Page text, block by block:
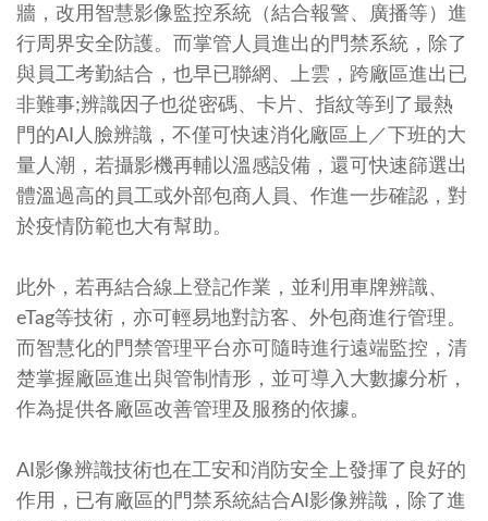
牆，改用智慧影像監控系統（結合報警、廣播等）進
行周界安全防護。而掌管人員進出的門禁系統，除了
與員工考勤結合，也早已聯網、上雲，跨廠區進出已
非難事;辨識因子也從密碼、卡片、指紋等到了最熱
門的AI人臉辨識，不僅可快速消化廠區上／下班的大
量人潮，若攝影機再輔以溫感設備，還可快速篩選出
體溫過高的員工或外部包商人員、作進一步確認，對
於疫情防範也大有幫助。
此外，若再結合線上登記作業，並利用車牌辨識、
eTag等技術，亦可輕易地對訪客、外包商進行管理。
而智慧化的門禁管理平台亦可隨時進行遠端監控，清
楚掌握廠區進出與管制情形，並可導入大數據分析，
作為提供各廠區改善管理及服務的依據。
AI影像辨識技術也在工安和消防安全上發揮了良好的
作用，已有廠區的門禁系統結合AI影像辨識，除了進